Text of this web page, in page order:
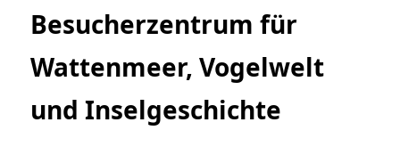
Besucherzentrum für
Wattenmeer, Vogelwelt
und Inselgeschichte